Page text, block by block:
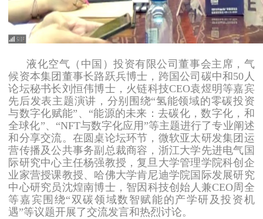
液化空气（中国）投资有限公司董事会主席，气
候资本集团董事长路跃兵博士，跨国公司碳中和50人
论坛秘书长刘恒伟博士，火链科技CEO袁煜明等嘉宾
先后发表主题演讲，分别围绕“氢能领域的零碳投资
与数字化赋能”、“能源的未来：去碳化，数字化，和
全球化”、“NFT与数字化应用”等主题进行了专业阐述
和分享交流。在圆桌论坛环节，微软亚太研发集团运
营传播及公共事务副总裁商容，浙江大学先进电气国
际研究中心主任杨强教授，复旦大学管理学院科创企
业家营授课教授、哈佛大学肯尼迪学院国际发展研究
中心研究员沈煌南博士，智因科技创始人兼CEO周全
等嘉宾围绕“双碳领域数智赋能的产学研及投资机
遇”等议题开展了交流发言和热烈讨论。